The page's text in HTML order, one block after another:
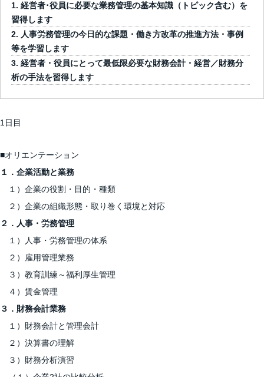
経営者･役員に必要な業務管理の基本知識（トピック含む）を
習得します
人事労務管理の今日的な課題・働き方改革の推進方法・事例
等を学習します
経営者・役員にとって最低限必要な財務会計・経営／財務分
析の手法を習得します
1日目
■オリエンテーション
１．企業活動と業務
１）企業の役割・目的・種類
２）企業の組織形態・取り巻く環境と対応
２．人事・労務管理
１）人事・労務管理の体系
２）雇用管理業務
３）教育訓練～福利厚生管理
４）賃金管理
３．財務会計業務
１）財務会計と管理会計
２）決算書の理解
３）財務分析演習